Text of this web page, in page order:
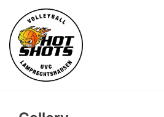
Skip
to
content